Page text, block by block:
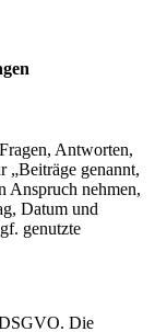
Antworten,
„Beiträge genannt,
Anspruch nehmen,
Datum und
genutzte
Die